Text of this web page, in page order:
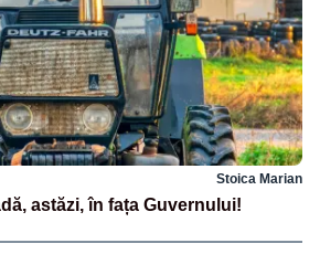
Stoica Marian
astăzi, în fața Guvernului!